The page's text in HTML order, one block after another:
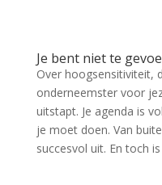
Je bent niet te
Over hoogsensitiviteit,
onderneemster voor
uitstapt. Je agenda is
je moet doen. Van
succesvol uit. En toch